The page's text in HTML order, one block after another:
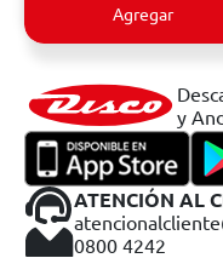
Agregar
y
ATENCIÓN AL
0800 4242